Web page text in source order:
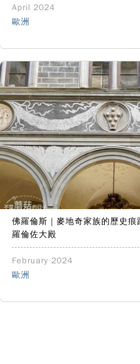
April 2024
歐洲
佛羅倫斯｜麥地奇家族的歷史
羅倫佐大殿
February 2024
歐洲